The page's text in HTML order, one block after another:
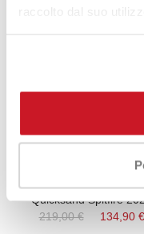
raccolto dal suo
Quicksand Spitfire
219,00 €
134,90 €